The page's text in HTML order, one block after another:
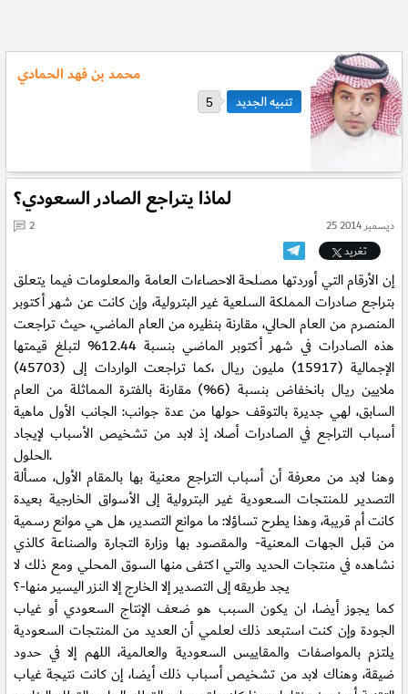
محمد بن فهد الحمادي
5
لماذا يتراجع الصادر السعودي؟
25 ديسمبر 2014
2
تغريد
إن الأرقام التي أوردتها مصلحة الاحصاءات العامة والمعلومات فيما يتعلق
بتراجع صادرات المملكة السلعية غير البترولية، وإن كانت عن شهر أكتوبر
المنصرم من العام الحالي، مقارنة بنظيره من العام الماضي، حيث تراجعت
هذه الصادرات في شهر أكتوبر الماضي بنسبة 12.44% لتبلغ قيمتها
الإجمالية (15917) مليون ريـال ،كما تراجعت الواردات إلى (45703)
ملايين ريـال بانخفاض بنسبة (6%) مقارنة بالفترة المماثلة من العام
السابق، لهي جديرة بالتوقف حولها من عدة جوانب: الجانب الأول ماهية
أسباب التراجع في الصادرات أصلا، إذ لابد من تشخيص الأسباب لإيجاد
الحلول.
وهنا لابد من معرفة أن أسباب التراجع معنية بها بالمقام الأول، مسألة
التصدير للمنتجات السعودية غير البترولية إلى الأسواق الخارجية بعيدة
كانت أم قريبة، وهذا يطرح تساؤلا: ما موانع التصدير، هل هي موانع رسمية
من قبل الجهات المعنية- والمقصود بها وزارة التجارة والصناعة كالذي
نشاهده في منتجات الحديد والتي اكتفى منها السوق المحلي ومع ذلك لا
يجد طريقه إلى التصدير إلا الخارج إلا النزر اليسير منها-؟
كما يجوز أيضا، ان يكون السبب هو ضعف الإنتاج السعودي أو غياب
الجودة وإن كنت استبعد ذلك لعلمي أن العديد من المنتجات السعودية
يلتزم بالمواصفات والمقاييس السعودية والعالمية، اللهم إلا في حدود
ضيقة، وهناك لابد من تشخيص أسباب ذلك أيضا، إن كانت نتيجة غياب